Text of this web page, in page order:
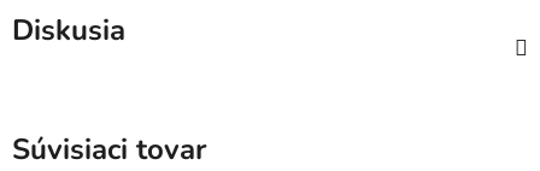
Diskusia
Súvisiaci tovar